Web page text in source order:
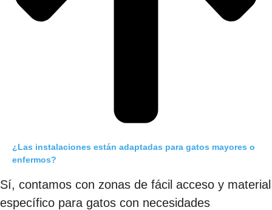
¿Las instalaciones están adaptadas para gatos mayores o
enfermos?
Sí, contamos con zonas de fácil acceso y material
específico para gatos con necesidades